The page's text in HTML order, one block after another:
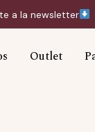
a la newsletter
Outlet